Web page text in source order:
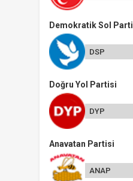
Demokratik Sol Parti
DSP
Doğru Yol Partisi
DYP
Anavatan Partisi
ANAP